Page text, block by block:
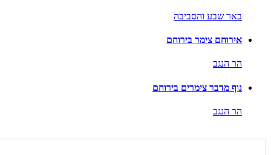
באר שבע והסביבה
אירוחם צימר בירוחם
הר הנגב
נוף מדבר צימרים בירוחם
הר הנגב